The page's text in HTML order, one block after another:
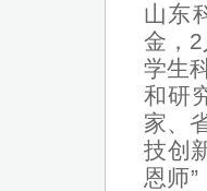
山东
金，
学生
和研
家、
技创
恩师